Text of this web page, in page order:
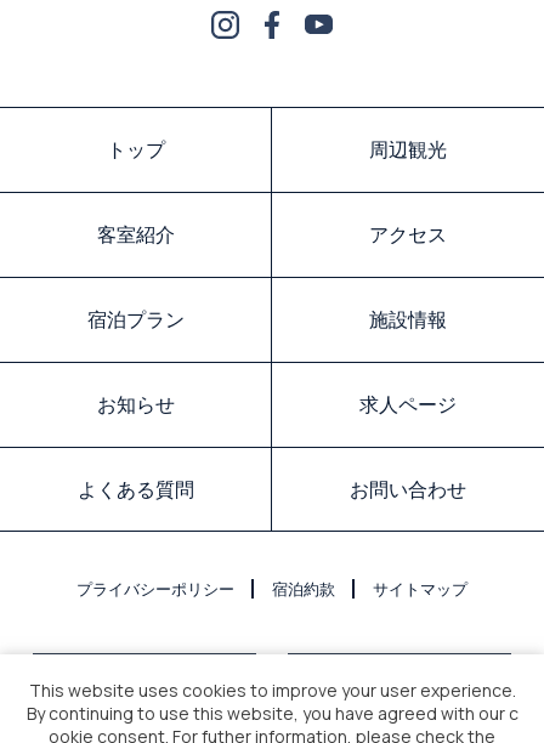
トップ 周辺観光
客室紹介 アクセス
宿泊プラン 施設情報
お知らせ 求人ページ
よくある質問 お問い合わせ
プライバシーポリシー 宿泊約款 サイトマップ
This website uses cookies to improve your user experience.
By continuing to use this website, you have agreed with our c
ookie consent. For futher information, please check the